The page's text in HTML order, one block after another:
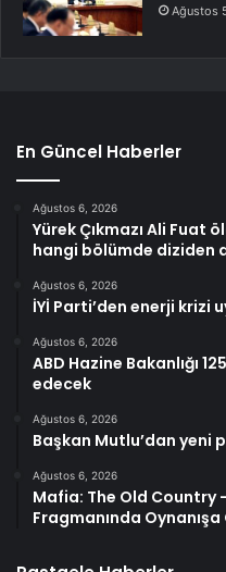
Ağustos
En Güncel Haberler
Ağustos 6, 2026
Yürek Çıkmazı Ali Fuat
hangi bölümde diziden
Ağustos 6, 2026
İYİ Parti’den enerji krizi
Ağustos 6, 2026
ABD Hazine Bakanlığı
edecek
Ağustos 6, 2026
Başkan Mutlu’dan yeni
Ağustos 6, 2026
Mafia: The Old Country
Fragmanında Oynanışa